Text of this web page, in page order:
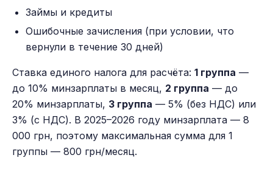
Займы и кредиты
Ошибочные зачисления (при условии, что
вернули в течение 30 дней)
Ставка единого налога для расчёта: 1 группа —
до 10% минзарплаты в месяц, 2 группа — до
20% минзарплаты, 3 группа — 5% (без НДС) или
3% (с НДС). В 2025–2026 году минзарплата — 8
000 грн, поэтому максимальная сумма для 1
группы — 800 грн/месяц.